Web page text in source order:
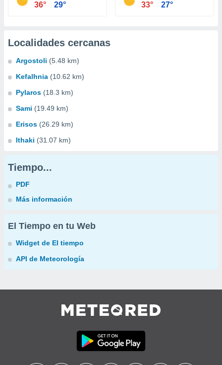
36° 29° 33° 27°
Localidades cercanas
Argostoli (5.48 km)
Kefalhnia (10.62 km)
Pylaros (18.3 km)
Sami (19.49 km)
Erisos (26.29 km)
Ithaki (31.07 km)
Tiempo...
PDF
Más información
El Tiempo en tu Web
Widget de El tiempo
API de Meteorología